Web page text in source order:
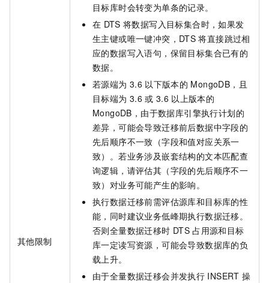
其他限制
目标库时会转变为单条的记录。
在 DTS 将数据写入目标集合时，如果发
生主键或唯一键冲突，DTS 将直接跳过相
应的数据写入语句，保留目标集合已有的
数据。
若源端为 3.6 以下版本的 MongoDB，且
目标端为 3.6 或 3.6 以上版本的
MongoDB，由于数据库引擎执行计划的
差异，可能会导致迁移前后数据中字段的
先后顺序不一致（字段和值对应关系一
致）。若业务涉及嵌套结构的文本匹配查
询逻辑，请评估其（字段的先后顺序不一
致）对业务可能产生的影响。
执行数据迁移前需评估源库和目标库的性
能，同时建议业务低峰期执行数据迁移。
否则全量数据迁移时 DTS 占用源和目标
库一定读写资源，可能会导致数据库的负
载上升。
由于全量数据迁移会并发执行 INSERT 操